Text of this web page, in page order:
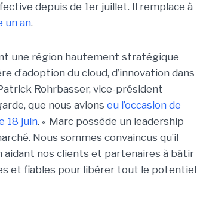
depuis de 1er juillet. Il remplace à
un an.
une région hautement stratégique
d’adoption du cloud, d’innovation dans
Rohrbasser, vice-président
que nous avions eu l’occasion de
18 juin. « Marc possède un leadership
Nous sommes convaincus qu’il
nos clients et partenaires à bâtir
et fiables pour libérer tout le potentiel